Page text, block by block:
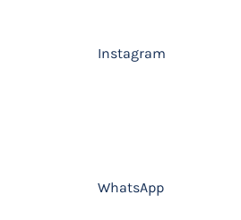
Instagram
WhatsApp